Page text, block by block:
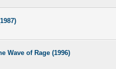
Wave of Rage (1996)